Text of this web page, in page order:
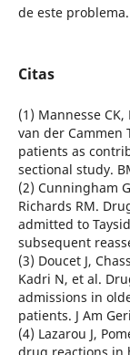
de este problema.
Citas
(1) Mannesse
van der Cammen
patients as
sectional study.
(2) Cunningham
Richards RM.
admitted to
subsequent
(3) Doucet J,
Kadri N, et al.
admissions in
patients. J Am
(4) Lazarou J,